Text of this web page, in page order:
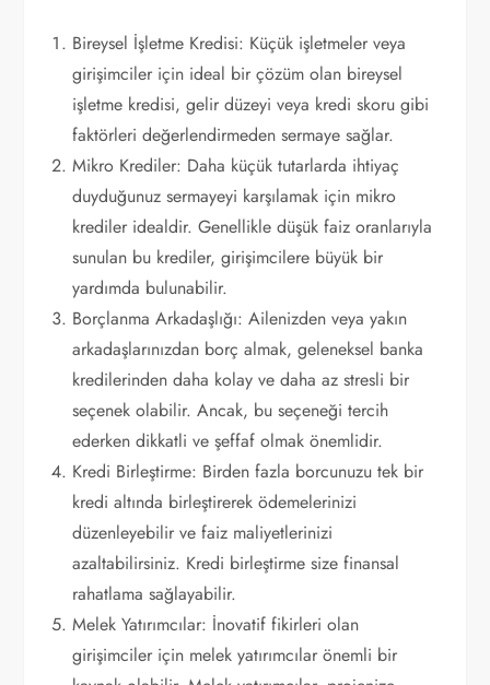
Bireysel İşletme Kredisi: Küçük işletmeler veya
girişimciler için ideal bir çözüm olan bireysel
işletme kredisi, gelir düzeyi veya kredi skoru gibi
faktörleri değerlendirmeden sermaye sağlar.
Mikro Krediler: Daha küçük tutarlarda ihtiyaç
duyduğunuz sermayeyi karşılamak için mikro
krediler idealdir. Genellikle düşük faiz oranlarıyla
sunulan bu krediler, girişimcilere büyük bir
yardımda bulunabilir.
Borçlanma Arkadaşlığı: Ailenizden veya yakın
arkadaşlarınızdan borç almak, geleneksel banka
kredilerinden daha kolay ve daha az stresli bir
seçenek olabilir. Ancak, bu seçeneği tercih
ederken dikkatli ve şeffaf olmak önemlidir.
Kredi Birleştirme: Birden fazla borcunuzu tek bir
kredi altında birleştirerek ödemelerinizi
düzenleyebilir ve faiz maliyetlerinizi
azaltabilirsiniz. Kredi birleştirme size finansal
rahatlama sağlayabilir.
Melek Yatırımcılar: İnovatif fikirleri olan
girişimciler için melek yatırımcılar önemli bir